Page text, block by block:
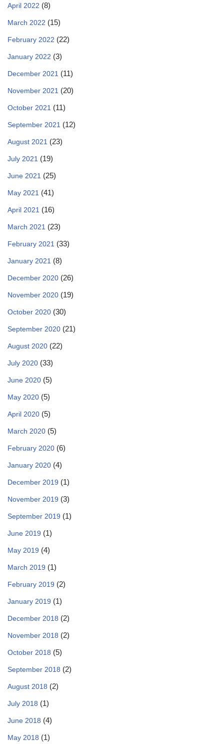
April 2022 (8)
March 2022 (15)
February 2022 (22)
January 2022 (3)
December 2021 (11)
November 2021 (20)
October 2021 (11)
September 2021 (12)
August 2021 (23)
July 2021 (19)
June 2021 (25)
May 2021 (41)
April 2021 (16)
March 2021 (23)
February 2021 (33)
January 2021 (8)
December 2020 (26)
November 2020 (19)
October 2020 (30)
September 2020 (21)
August 2020 (22)
July 2020 (33)
June 2020 (5)
May 2020 (5)
April 2020 (5)
March 2020 (5)
February 2020 (6)
January 2020 (4)
December 2019 (1)
November 2019 (3)
September 2019 (1)
June 2019 (1)
May 2019 (4)
March 2019 (1)
February 2019 (2)
January 2019 (1)
December 2018 (2)
November 2018 (2)
October 2018 (5)
September 2018 (2)
August 2018 (2)
July 2018 (1)
June 2018 (4)
May 2018 (1)